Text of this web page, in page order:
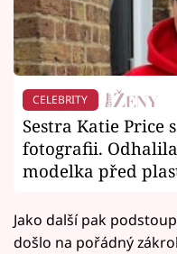
CELEBRITY
Sestra Katie Price
fotografii.
modelka před
Jako další pak
došlo na pořádný